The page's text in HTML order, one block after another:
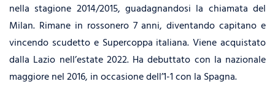
nella stagione 2014/2015, guadagnandosi la chiamata del
Milan. Rimane in rossonero 7 anni, diventando capitano e
vincendo scudetto e Supercoppa italiana. Viene acquistato
dalla Lazio nell’estate 2022. Ha debuttato con la nazionale
maggiore nel 2016, in occasione dell’1-1 con la Spagna.